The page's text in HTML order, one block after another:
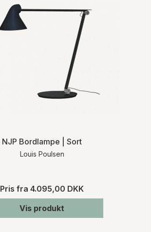
NJP Bordlampe | Sort
Louis Poulsen
Pris fra 4.095,00 DKK
Vis produkt